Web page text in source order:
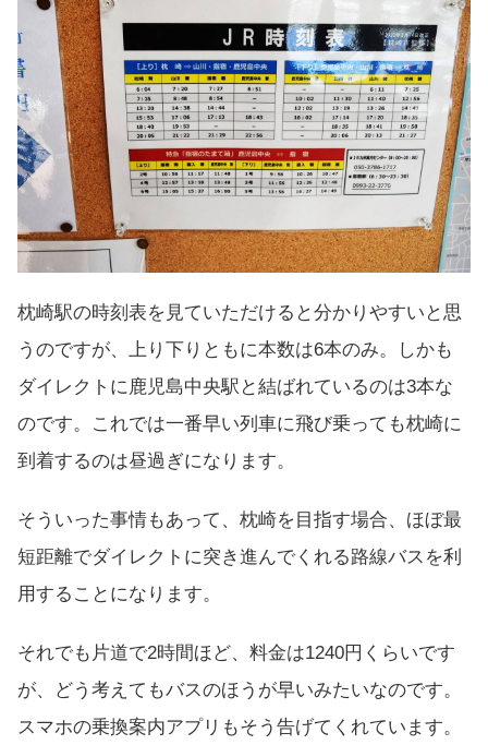
枕崎駅の時刻表を見ていただけると分かりやすいと思
うのですが、上り下りともに本数は6本のみ。しかも
ダイレクトに鹿児島中央駅と結ばれているのは3本な
のです。これでは一番早い列車に飛び乗っても枕崎に
到着するのは昼過ぎになります。
そういった事情もあって、枕崎を目指す場合、ほぼ最
短距離でダイレクトに突き進んでくれる路線バスを利
用することになります。
それでも片道で2時間ほど、料金は1240円くらいです
が、どう考えてもバスのほうが早いみたいなのです。
スマホの乗換案内アプリもそう告げてくれています。